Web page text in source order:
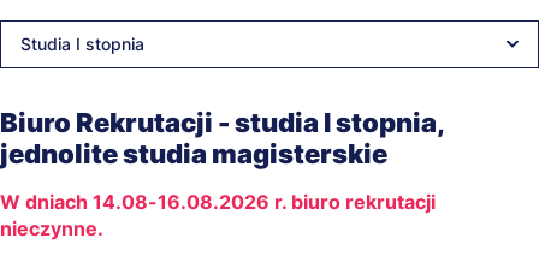
Studia I stopnia
Biuro Rekrutacji - studia I stopnia,
jednolite studia magisterskie
W dniach 14.08-16.08.2026 r. biuro rekrutacji
nieczynne.